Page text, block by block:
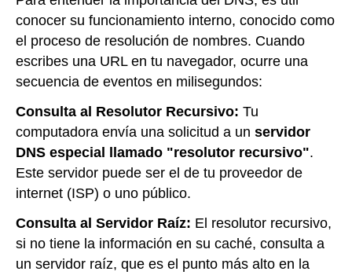
conocer su funcionamiento interno, conocido como
el proceso de resolución de nombres. Cuando
escribes una URL en tu navegador, ocurre una
secuencia de eventos en milisegundos:
Consulta al Resolutor Recursivo: Tu
computadora envía una solicitud a un servidor
DNS especial llamado "resolutor recursivo".
Este servidor puede ser el de tu proveedor de
internet (ISP) o uno público.
Consulta al Servidor Raíz: El resolutor recursivo,
si no tiene la información en su caché, consulta a
un servidor raíz, que es el punto más alto en la